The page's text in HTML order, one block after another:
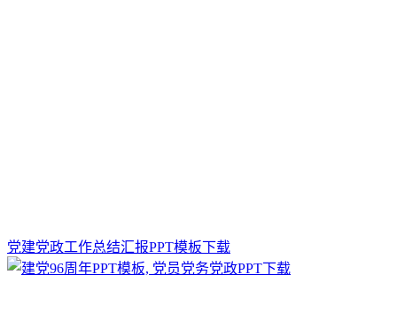
党建党政工作总结汇报PPT模板下载